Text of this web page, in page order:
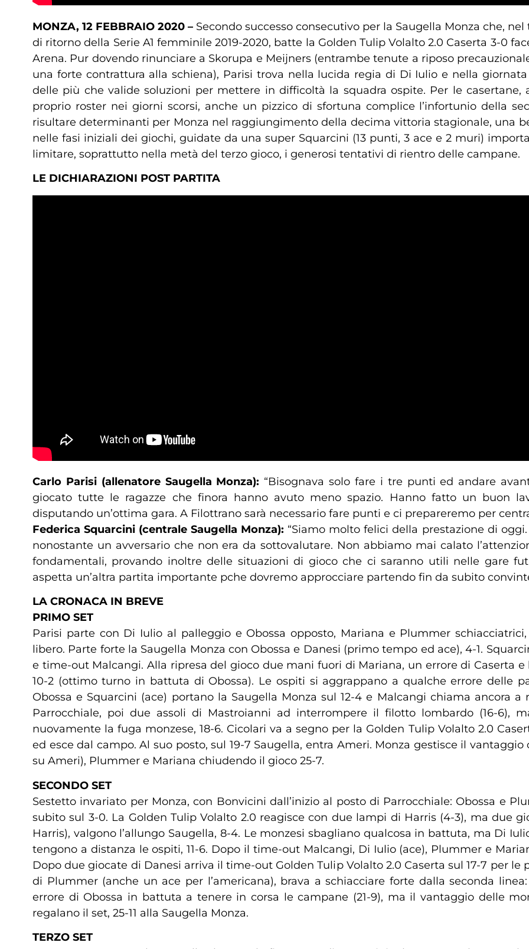
MONZA, 12 FEBBRAIO 2020 – Secondo successo consecutivo per la Saugella Monza che,
di ritorno della Serie A1 femminile 2019-2020, batte la Golden Tulip Volalto 2.0 Caserta 3-0
Arena. Pur dovendo rinunciare a Skorupa e Meijners (entrambe tenute a riposo
una forte contrattura alla schiena), Parisi trova nella lucida regia di Di Iulio e nella
delle più che valide soluzioni per mettere in difficoltà la squadra ospite. Per le
proprio roster nei giorni scorsi, anche un pizzico di sfortuna complice l’infortunio della
risultare determinanti per Monza nel raggiungimento della decima vittoria stagionale, una
nelle fasi iniziali dei giochi, guidate da una super Squarcini (13 punti, 3 ace e 2 muri)
limitare, soprattutto nella metà del terzo gioco, i generosi tentativi di rientro delle campane.
LE DICHIARAZIONI POST PARTITA
Carlo Parisi (allenatore Saugella Monza): “Bisognava solo fare i tre punti ed andare
giocato tutte le ragazze che finora hanno avuto meno spazio. Hanno fatto un buon
disputando un’ottima gara. A Filottrano sarà necessario fare punti e ci prepareremo per
Federica Squarcini (centrale Saugella Monza): “Siamo molto felici della prestazione di
nonostante un avversario che non era da sottovalutare. Non abbiamo mai calato
fondamentali, provando inoltre delle situazioni di gioco che ci saranno utili nelle gare
aspetta un’altra partita importante pche dovremo approcciare partendo fin da subito
LA CRONACA IN BREVE
PRIMO SET
Parisi parte con Di Iulio al palleggio e Obossa opposto, Mariana e Plummer
libero. Parte forte la Saugella Monza con Obossa e Danesi (primo tempo ed ace), 4-1.
e time-out Malcangi. Alla ripresa del gioco due mani fuori di Mariana, un errore di Caserta
10-2 (ottimo turno in battuta di Obossa). Le ospiti si aggrappano a qualche errore delle
Obossa e Squarcini (ace) portano la Saugella Monza sul 12-4 e Malcangi chiama ancora
Parrocchiale, poi due assoli di Mastroianni ad interrompere il filotto lombardo (16-6),
nuovamente la fuga monzese, 18-6. Cicolari va a segno per la Golden Tulip Volalto 2.0
ed esce dal campo. Al suo posto, sul 19-7 Saugella, entra Ameri. Monza gestisce il
su Ameri), Plummer e Mariana chiudendo il gioco 25-7.
SECONDO SET
Sestetto invariato per Monza, con Bonvicini dall’inizio al posto di Parrocchiale: Obossa e
subito sul 3-0. La Golden Tulip Volalto 2.0 reagisce con due lampi di Harris (4-3), ma due
Harris), valgono l’allungo Saugella, 8-4. Le monzesi sbagliano qualcosa in battuta, ma Di
tengono a distanza le ospiti, 11-6. Dopo il time-out Malcangi, Di Iulio (ace), Plummer e
Dopo due giocate di Danesi arriva il time-out Golden Tulip Volalto 2.0 Caserta sul 17-7 per le
di Plummer (anche un ace per l’americana), brava a schiacciare forte dalla seconda
errore di Obossa in battuta a tenere in corsa le campane (21-9), ma il vantaggio delle
regalano il set, 25-11 alla Saugella Monza.
TERZO SET